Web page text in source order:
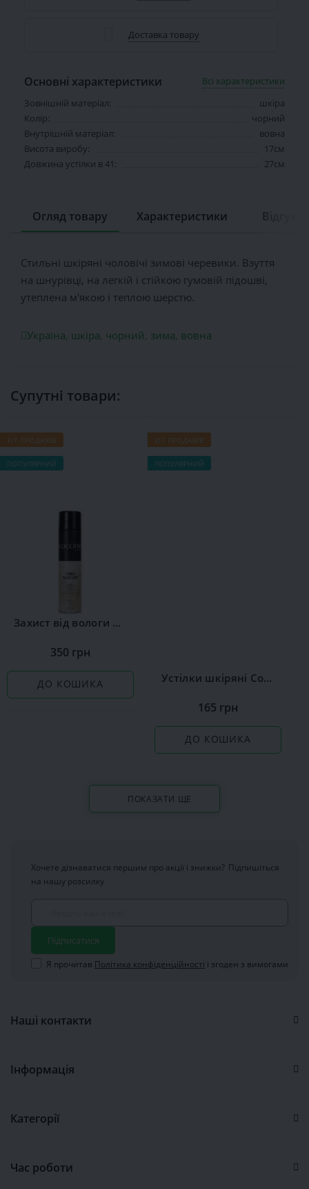
Доставка товару
Основні характеристики
Всі характеристики
Зовнішній матеріал:
шкіра
Колір:
чорний
Внутрішній матеріал:
вовна
Висота виробу:
17см
Довжина устілки в 41:
27см
Огляд товару Характеристики
Стильні шкіряні чоловічі зимові черевики. Взуття
на шнурівці, на легкій і стійкою гумовій підошві,
утеплена м'якою і теплою шерстю.
Україна, шкіра, чорний, зима, вовна
Супутні товари:
ХІТ ПРОДАЖІВ
ПОПУЛЯРНИЙ
Захист від вологи Сoccine
350 грн
ДО КОШИКА
ХІТ ПРОДАЖІВ
ПОПУЛЯРНИЙ
Устілки шкіряні Coccine Leather on Latex
165 грн
ДО КОШИКА
ПОКАЗАТИ ЩЕ
Хочете дізнаватися першим про акції і знижки? Підпишіться
на нашу розсилку
Підписатися
Я прочитав Політика конфіденційності і згоден з вимогами
Наші контакти
Інформація
Категорії
Час роботи